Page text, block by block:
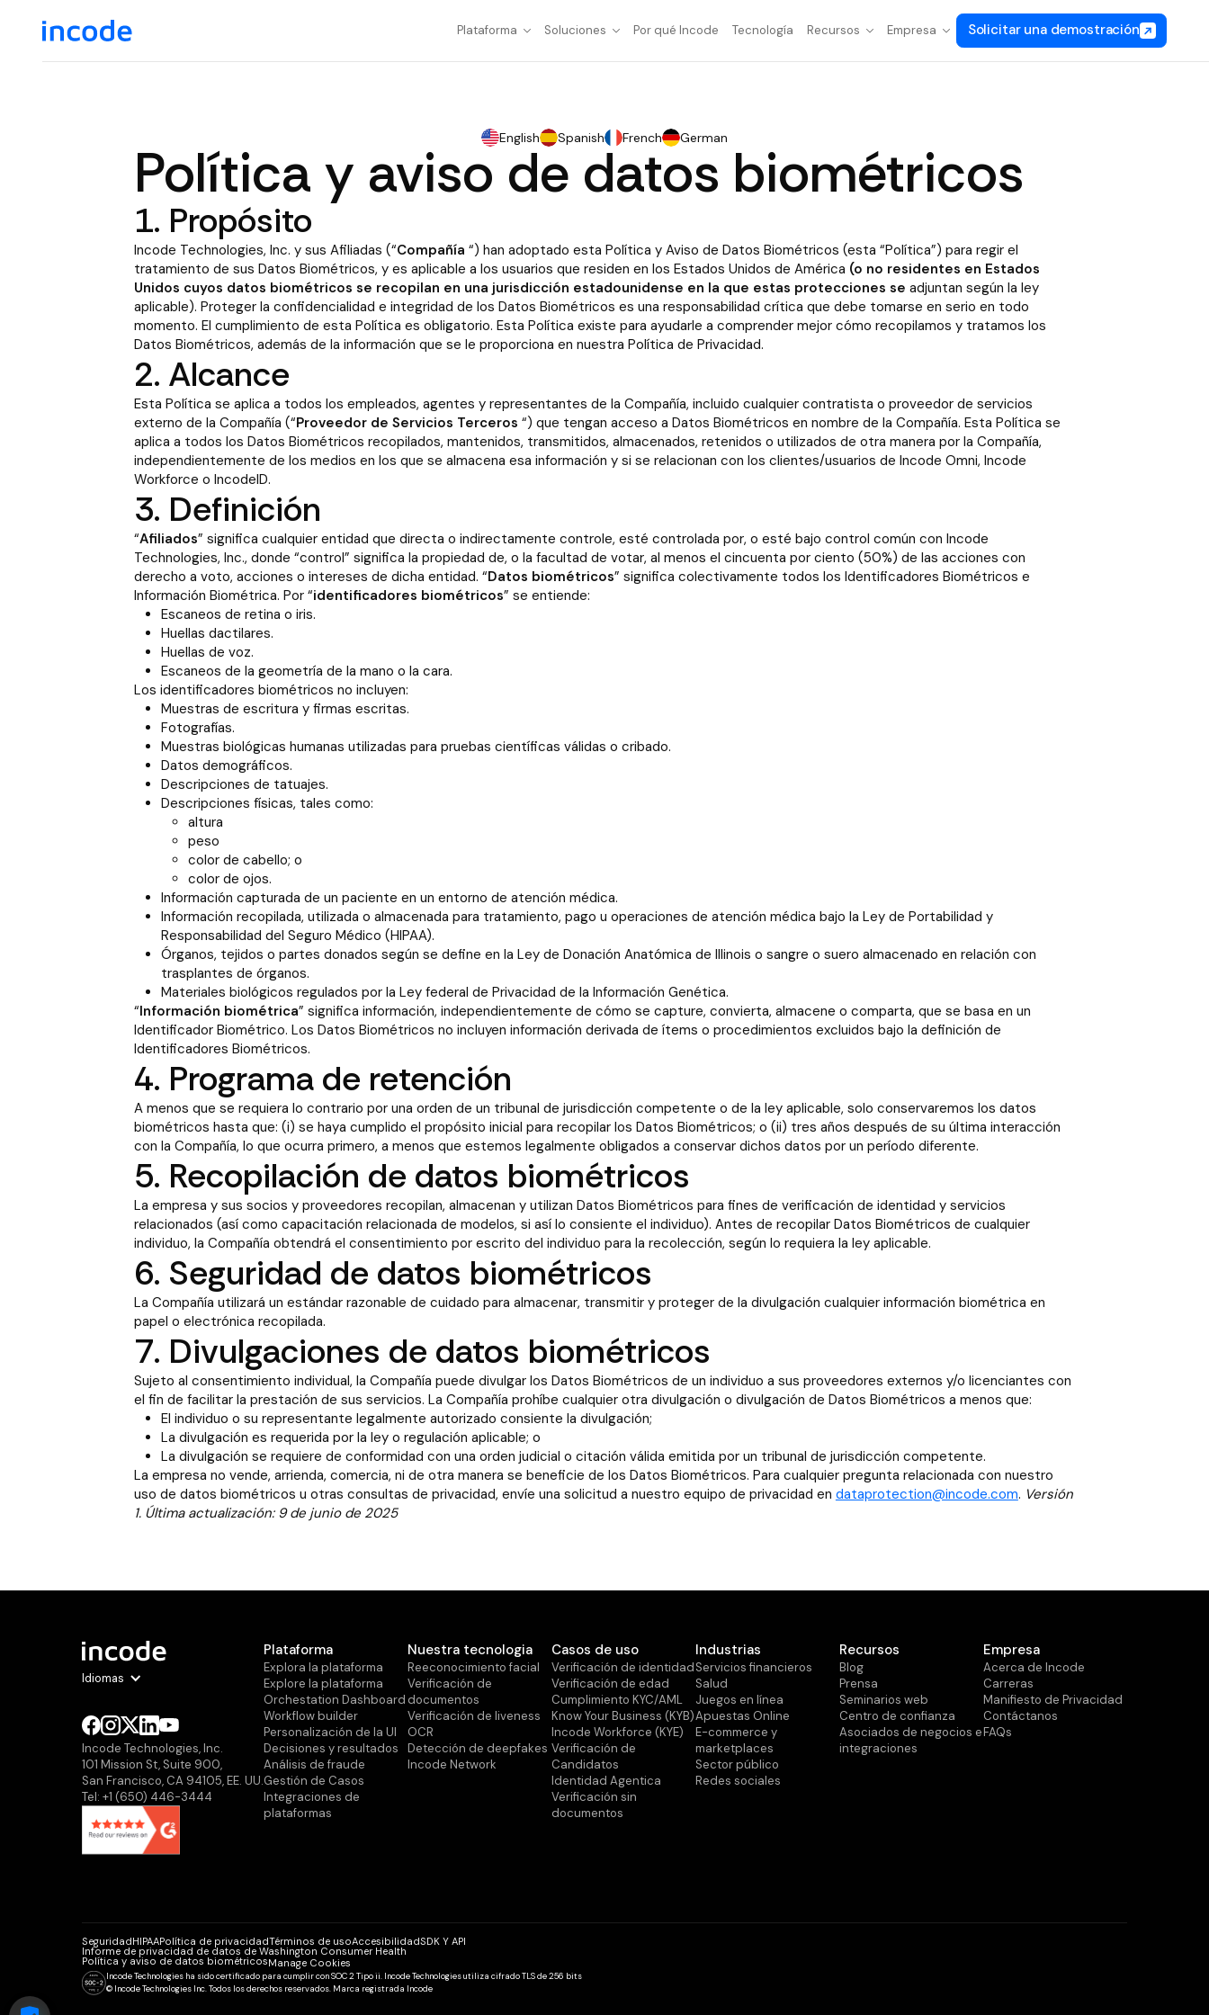
Plataforma Soluciones Por qué Incode Tecnología Recursos Empresa Solicitar una demostración
English Spanish French German
Política y aviso de datos biométricos
1. Propósito
Incode Technologies, Inc. y sus Afiliadas (“Compañía “) han adoptado esta Política y Aviso de Datos Biométricos (esta “Política”) para regir el
tratamiento de sus Datos Biométricos, y es aplicable a los usuarios que residen en los Estados Unidos de América (o no residentes en Estados
Unidos cuyos datos biométricos se recopilan en una jurisdicción estadounidense en la que estas protecciones se adjuntan según la ley
aplicable). Proteger la confidencialidad e integridad de los Datos Biométricos es una responsabilidad crítica que debe tomarse en serio en todo
momento. El cumplimiento de esta Política es obligatorio. Esta Política existe para ayudarle a comprender mejor cómo recopilamos y tratamos los
Datos Biométricos, además de la información que se le proporciona en nuestra Política de Privacidad.
2. Alcance
Esta Política se aplica a todos los empleados, agentes y representantes de la Compañía, incluido cualquier contratista o proveedor de servicios
externo de la Compañía (“Proveedor de Servicios Terceros “) que tengan acceso a Datos Biométricos en nombre de la Compañía. Esta Política se
aplica a todos los Datos Biométricos recopilados, mantenidos, transmitidos, almacenados, retenidos o utilizados de otra manera por la Compañía,
independientemente de los medios en los que se almacena esa información y si se relacionan con los clientes/usuarios de Incode Omni, Incode
Workforce o IncodeID.
3. Definición
“Afiliados” significa cualquier entidad que directa o indirectamente controle, esté controlada por, o esté bajo control común con Incode
Technologies, Inc., donde “control” significa la propiedad de, o la facultad de votar, al menos el cincuenta por ciento (50%) de las acciones con
derecho a voto, acciones o intereses de dicha entidad. “Datos biométricos” significa colectivamente todos los Identificadores Biométricos e
Información Biométrica. Por “identificadores biométricos” se entiende:
Escaneos de retina o iris.
Huellas dactilares.
Huellas de voz.
Escaneos de la geometría de la mano o la cara.
Los identificadores biométricos no incluyen:
Muestras de escritura y firmas escritas.
Fotografías.
Muestras biológicas humanas utilizadas para pruebas científicas válidas o cribado.
Datos demográficos.
Descripciones de tatuajes.
Descripciones físicas, tales como:
altura
peso
color de cabello; o
color de ojos.
Información capturada de un paciente en un entorno de atención médica.
Información recopilada, utilizada o almacenada para tratamiento, pago u operaciones de atención médica bajo la Ley de Portabilidad y
Responsabilidad del Seguro Médico (HIPAA).
Órganos, tejidos o partes donados según se define en la Ley de Donación Anatómica de Illinois o sangre o suero almacenado en relación con
trasplantes de órganos.
Materiales biológicos regulados por la Ley federal de Privacidad de la Información Genética.
“Información biométrica” significa información, independientemente de cómo se capture, convierta, almacene o comparta, que se basa en un
Identificador Biométrico. Los Datos Biométricos no incluyen información derivada de ítems o procedimientos excluidos bajo la definición de
Identificadores Biométricos.
4. Programa de retención
A menos que se requiera lo contrario por una orden de un tribunal de jurisdicción competente o de la ley aplicable, solo conservaremos los datos
biométricos hasta que: (i) se haya cumplido el propósito inicial para recopilar los Datos Biométricos; o (ii) tres años después de su última interacción
con la Compañía, lo que ocurra primero, a menos que estemos legalmente obligados a conservar dichos datos por un período diferente.
5. Recopilación de datos biométricos
La empresa y sus socios y proveedores recopilan, almacenan y utilizan Datos Biométricos para fines de verificación de identidad y servicios
relacionados (así como capacitación relacionada de modelos, si así lo consiente el individuo). Antes de recopilar Datos Biométricos de cualquier
individuo, la Compañía obtendrá el consentimiento por escrito del individuo para la recolección, según lo requiera la ley aplicable.
6. Seguridad de datos biométricos
La Compañía utilizará un estándar razonable de cuidado para almacenar, transmitir y proteger de la divulgación cualquier información biométrica en
papel o electrónica recopilada.
7. Divulgaciones de datos biométricos
Sujeto al consentimiento individual, la Compañía puede divulgar los Datos Biométricos de un individuo a sus proveedores externos y/o licenciantes con
el fin de facilitar la prestación de sus servicios. La Compañía prohíbe cualquier otra divulgación o divulgación de Datos Biométricos a menos que:
El individuo o su representante legalmente autorizado consiente la divulgación;
La divulgación es requerida por la ley o regulación aplicable; o
La divulgación se requiere de conformidad con una orden judicial o citación válida emitida por un tribunal de jurisdicción competente.
La empresa no vende, arrienda, comercia, ni de otra manera se beneficie de los Datos Biométricos. Para cualquier pregunta relacionada con nuestro
uso de datos biométricos u otras consultas de privacidad, envíe una solicitud a nuestro equipo de privacidad en dataprotection@incode.com. Versión
1. Última actualización: 9 de junio de 2025
Idiomas
Incode Technologies, Inc.
101 Mission St, Suite 900,
San Francisco, CA 94105, EE. UU.
Tel: +1 (650) 446-3444
Plataforma
Explora la plataforma
Explore la plataforma
Orchestation Dashboard
Workflow builder
Personalización de la Ul
Decisiones y resultados
Análisis de fraude
Gestión de Casos
Integraciones de
plataformas
Nuestra tecnologia
Reeconocimiento facial
Verificación de
documentos
Verificación de liveness
OCR
Detección de deepfakes
Incode Network
Casos de uso
Verificación de identidad
Verificación de edad
Cumplimiento KYC/AML
Know Your Business (KYB)
Incode Workforce (KYE)
Verificación de
Candidatos
Identidad Agentica
Verificación sin
documentos
Industrias
Servicios financieros
Salud
Juegos en línea
Apuestas Online
E-commerce y
marketplaces
Sector público
Redes sociales
Recursos
Blog
Prensa
Seminarios web
Centro de confianza
Asociados de negocios e
integraciones
Empresa
Acerca de Incode
Carreras
Manifiesto de Privacidad
Contáctanos
FAQs
SeguridadHIPAAPolítica de privacidadTérminos de usoAccesibilidadSDK Y API
Informe de privacidad de datos de Washington Consumer Health
Política y aviso de datos biométricosManage Cookies
Incode Technologies ha sido certificado para cumplir con SOC 2 Tipo ii. Incode Technologies utiliza cifrado TLS de 256 bits
© Incode Technologies Inc. Todos los derechos reservados. Marca registrada Incode